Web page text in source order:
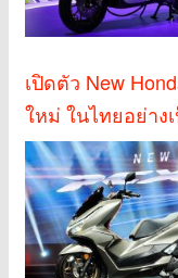
เปิดตัว New
ใหม่ ในไทยอย่าง